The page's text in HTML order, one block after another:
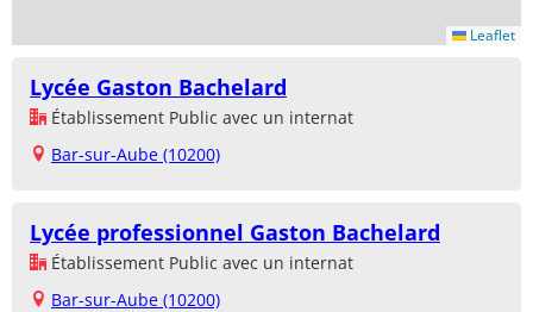
Leaflet
Lycée Gaston Bachelard
Établissement Public avec un internat
Bar-sur-Aube (10200)
Lycée professionnel Gaston Bachelard
Établissement Public avec un internat
Bar-sur-Aube (10200)